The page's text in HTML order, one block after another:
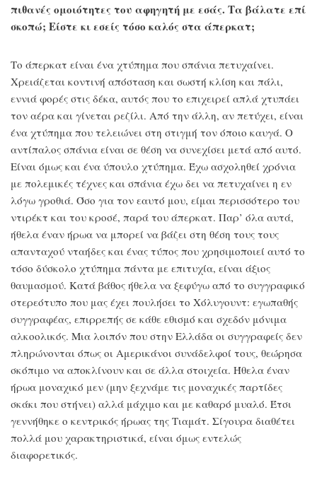
πιθανές ομοιότητες του αφηγητή με εσάς. Τα βάλατε επί
σκοπώ; Είστε κι εσείς τόσο καλός στα άπερκατ;
Το άπερκατ είναι ένα χτύπημα που σπάνια πετυχαίνει.
Χρειάζεται κοντινή απόσταση και σωστή κλίση και πάλι,
εννιά φορές στις δέκα, αυτός που το επιχειρεί απλά χτυπάει
τον αέρα και γίνεται ρεζίλι. Από την άλλη, αν πετύχει, είναι
ένα χτύπημα που τελειώνει στη στιγμή τον όποιο καυγά. Ο
αντίπαλος σπάνια είναι σε θέση να συνεχίσει μετά από αυτό.
Είναι όμως και ένα ύπουλο χτύπημα. Έχω ασχοληθεί χρόνια
με πολεμικές τέχνες και σπάνια έχω δει να πετυχαίνει η εν
λόγω γροθιά. Όσο για τον εαυτό μου, είμαι περισσότερο του
ντιρέκτ και του κροσέ, παρά του άπερκατ. Παρ’ όλα αυτά,
ήθελα έναν ήρωα να μπορεί να βάζει στη θέση τους τους
απανταχού νταήδες και ένας τύπος που χρησιμοποιεί αυτό το
τόσο δύσκολο χτύπημα πάντα με επιτυχία, είναι άξιος
θαυμασμού. Κατά βάθος ήθελα να ξεφύγω από το συγγραφικό
στερεότυπο που μας έχει πουλήσει το Χόλυγουντ: εγωπαθής
συγγραφέας, επιρρεπής σε κάθε εθισμό και σχεδόν μόνιμα
αλκοολικός. Μια λοιπόν που στην Ελλάδα οι συγγραφείς δεν
πληρώνονται όπως οι Αμερικάνοι συνάδελφοί τους, θεώρησα
σκόπιμο να αποκλίνουν και σε άλλα στοιχεία. Ήθελα έναν
ήρωα μοναχικό μεν (μην ξεχνάμε τις μοναχικές παρτίδες
σκάκι που στήνει) αλλά μάχιμο και με καθαρό μυαλό. Έτσι
γεννήθηκε ο κεντρικός ήρωας της Τιαμάτ. Σίγουρα διαθέτει
πολλά μου χαρακτηριστικά, είναι όμως εντελώς
διαφορετικός.